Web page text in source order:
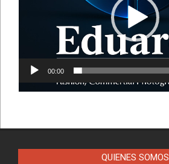
00:00
QUIENES SOMOS